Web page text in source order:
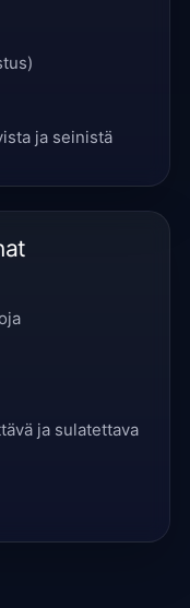
ja seinistä
ja sulatettava